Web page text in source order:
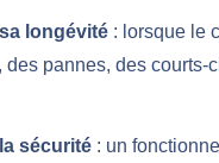
longévité : lorsque le
des pannes, des
sécurité : un